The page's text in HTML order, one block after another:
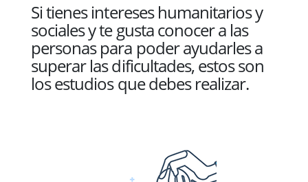
Si tienes intereses humanitarios y
sociales y te gusta conocer a las
personas para poder ayudarles a
superar las dificultades, estos son
los estudios que debes realizar.